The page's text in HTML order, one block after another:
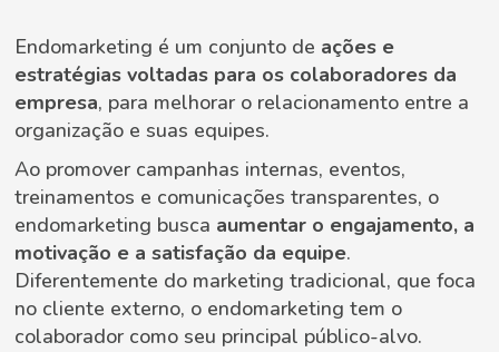
Endomarketing é um conjunto de ações e
estratégias voltadas para os colaboradores da
empresa, para melhorar o relacionamento entre a
organização e suas equipes.
Ao promover campanhas internas, eventos,
treinamentos e comunicações transparentes, o
endomarketing busca aumentar o engajamento, a
motivação e a satisfação da equipe.
Diferentemente do marketing tradicional, que foca
no cliente externo, o endomarketing tem o
colaborador como seu principal público-alvo.